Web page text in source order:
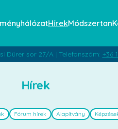
HírekMódszertan
Dürer sor 27/A | Telefonszám: +36
Hírek
Fórum hírek Alapítvány